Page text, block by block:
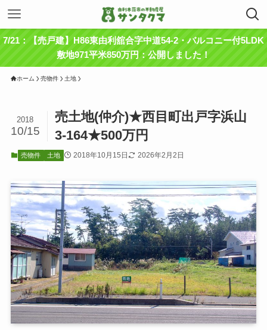
7/21：【売戸建】H86東由利舘合字中道54-2・バルコニー付5LDK
敷地971平米850万円：公開しました！
ホーム 売物件 土地
売土地(仲介)★西目町出戸字浜山
3-164★500万円
2018
10/15
売物件 土地 2018年10月15日 2026年2月2日